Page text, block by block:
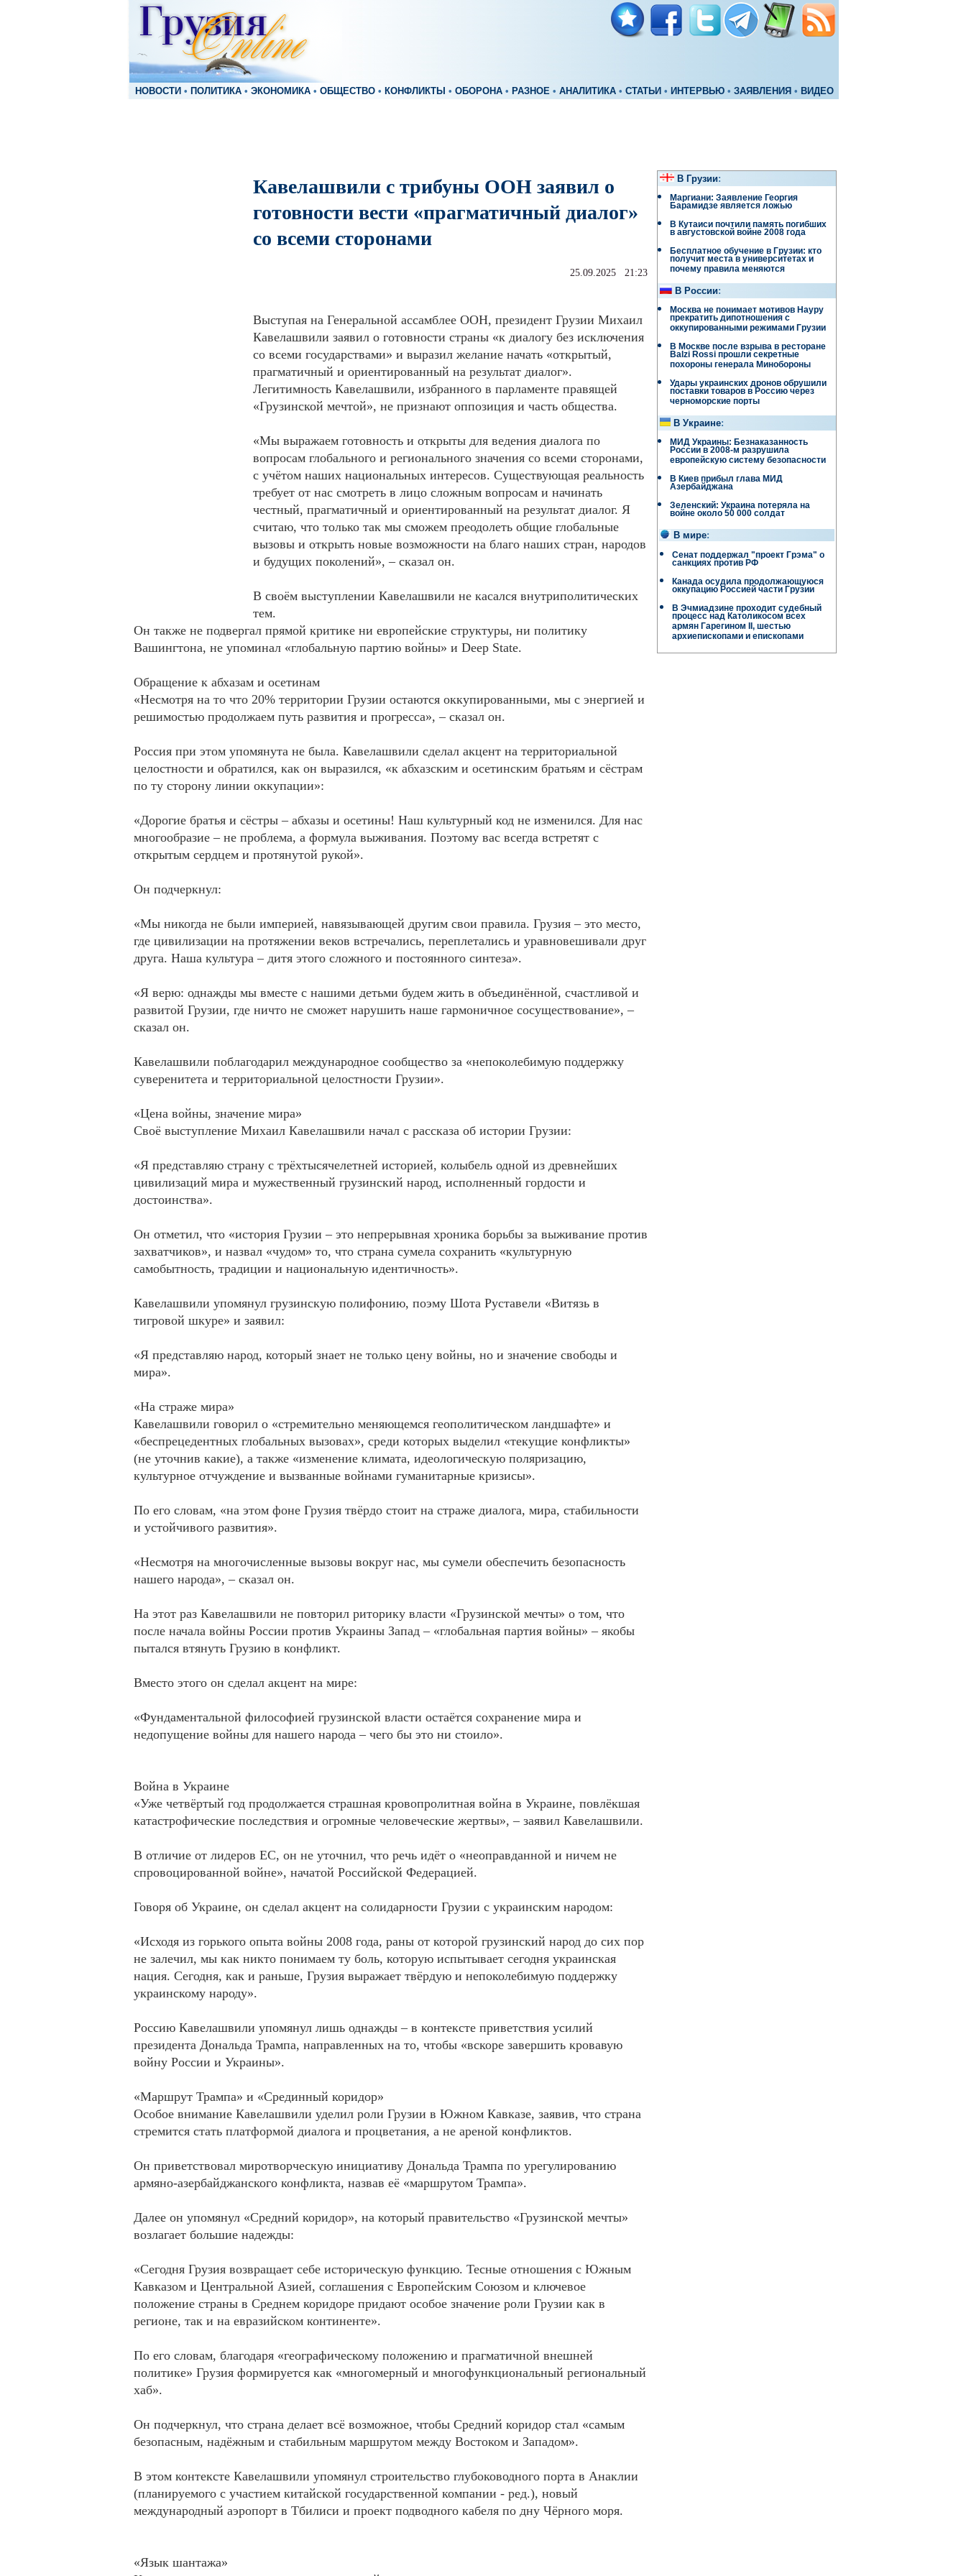
НОВОСТИ • ПОЛИТИКА • ЭКОНОМИКА • ОБЩЕСТВО • КОНФЛИКТЫ • ОБОРОНА • РАЗНОЕ • АНАЛИТИКА • СТАТЬИ • ИНТЕРВЬЮ • ЗАЯВЛЕНИЯ • ВИДЕО
Кавелашвили с трибуны ООН заявил о
готовности вести «прагматичный диалог»
со всеми сторонами
25.09.2025 21:23
Выступая на Генеральной ассамблее ООН, президент Грузии Михаил
Кавелашвили заявил о готовности страны «к диалогу без исключения
со всеми государствами» и выразил желание начать «открытый,
прагматичный и ориентированный на результат диалог».
Легитимность Кавелашвили, избранного в парламенте правящей
«Грузинской мечтой», не признают оппозиция и часть общества.
«Мы выражаем готовность и открыты для ведения диалога по
вопросам глобального и регионального значения со всеми сторонами,
с учётом наших национальных интересов. Существующая реальность
требует от нас смотреть в лицо сложным вопросам и начинать
честный, прагматичный и ориентированный на результат диалог. Я
считаю, что только так мы сможем преодолеть общие глобальные
вызовы и открыть новые возможности на благо наших стран, народов
и будущих поколений», – сказал он.
В своём выступлении Кавелашвили не касался внутриполитических
тем.
Он также не подвергал прямой критике ни европейские структуры, ни политику
Вашингтона, не упоминал «глобальную партию войны» и Deep State.
Обращение к абхазам и осетинам
«Несмотря на то что 20% территории Грузии остаются оккупированными, мы с энергией и
решимостью продолжаем путь развития и прогресса», – сказал он.
Россия при этом упомянута не была. Кавелашвили сделал акцент на территориальной
целостности и обратился, как он выразился, «к абхазским и осетинским братьям и сёстрам
по ту сторону линии оккупации»:
«Дорогие братья и сёстры – абхазы и осетины! Наш культурный код не изменился. Для нас
многообразие – не проблема, а формула выживания. Поэтому вас всегда встретят с
открытым сердцем и протянутой рукой».
Он подчеркнул:
«Мы никогда не были империей, навязывающей другим свои правила. Грузия – это место,
где цивилизации на протяжении веков встречались, переплетались и уравновешивали друг
друга. Наша культура – дитя этого сложного и постоянного синтеза».
«Я верю: однажды мы вместе с нашими детьми будем жить в объединённой, счастливой и
развитой Грузии, где ничто не сможет нарушить наше гармоничное сосуществование», –
сказал он.
Кавелашвили поблагодарил международное сообщество за «непоколебимую поддержку
суверенитета и территориальной целостности Грузии».
«Цена войны, значение мира»
Своё выступление Михаил Кавелашвили начал с рассказа об истории Грузии:
«Я представляю страну с трёхтысячелетней историей, колыбель одной из древнейших
цивилизаций мира и мужественный грузинский народ, исполненный гордости и
достоинства».
Он отметил, что «история Грузии – это непрерывная хроника борьбы за выживание против
захватчиков», и назвал «чудом» то, что страна сумела сохранить «культурную
самобытность, традиции и национальную идентичность».
Кавелашвили упомянул грузинскую полифонию, поэму Шота Руставели «Витязь в
тигровой шкуре» и заявил:
«Я представляю народ, который знает не только цену войны, но и значение свободы и
мира».
«На страже мира»
Кавелашвили говорил о «стремительно меняющемся геополитическом ландшафте» и
«беспрецедентных глобальных вызовах», среди которых выделил «текущие конфликты»
(не уточнив какие), а также «изменение климата, идеологическую поляризацию,
культурное отчуждение и вызванные войнами гуманитарные кризисы».
По его словам, «на этом фоне Грузия твёрдо стоит на страже диалога, мира, стабильности
и устойчивого развития».
«Несмотря на многочисленные вызовы вокруг нас, мы сумели обеспечить безопасность
нашего народа», – сказал он.
На этот раз Кавелашвили не повторил риторику власти «Грузинской мечты» о том, что
после начала войны России против Украины Запад – «глобальная партия войны» – якобы
пытался втянуть Грузию в конфликт.
Вместо этого он сделал акцент на мире:
«Фундаментальной философией грузинской власти остаётся сохранение мира и
недопущение войны для нашего народа – чего бы это ни стоило».
Война в Украине
«Уже четвёртый год продолжается страшная кровопролитная война в Украине, повлёкшая
катастрофические последствия и огромные человеческие жертвы», – заявил Кавелашвили.
В отличие от лидеров ЕС, он не уточнил, что речь идёт о «неоправданной и ничем не
спровоцированной войне», начатой Российской Федерацией.
Говоря об Украине, он сделал акцент на солидарности Грузии с украинским народом:
«Исходя из горького опыта войны 2008 года, раны от которой грузинский народ до сих пор
не залечил, мы как никто понимаем ту боль, которую испытывает сегодня украинская
нация. Сегодня, как и раньше, Грузия выражает твёрдую и непоколебимую поддержку
украинскому народу».
Россию Кавелашвили упомянул лишь однажды – в контексте приветствия усилий
президента Дональда Трампа, направленных на то, чтобы «вскоре завершить кровавую
войну России и Украины».
«Маршрут Трампа» и «Срединный коридор»
Особое внимание Кавелашвили уделил роли Грузии в Южном Кавказе, заявив, что страна
стремится стать платформой диалога и процветания, а не ареной конфликтов.
Он приветствовал миротворческую инициативу Дональда Трампа по урегулированию
армяно-азербайджанского конфликта, назвав её «маршрутом Трампа».
Далее он упомянул «Средний коридор», на который правительство «Грузинской мечты»
возлагает большие надежды:
«Сегодня Грузия возвращает себе историческую функцию. Тесные отношения с Южным
Кавказом и Центральной Азией, соглашения с Европейским Союзом и ключевое
положение страны в Среднем коридоре придают особое значение роли Грузии как в
регионе, так и на евразийском континенте».
По его словам, благодаря «географическому положению и прагматичной внешней
политике» Грузия формируется как «многомерный и многофункциональный региональный
хаб».
Он подчеркнул, что страна делает всё возможное, чтобы Средний коридор стал «самым
безопасным, надёжным и стабильным маршрутом между Востоком и Западом».
В этом контексте Кавелашвили упомянул строительство глубоководного порта в Анаклии
(планируемого с участием китайской государственной компании - ред.), новый
международный аэропорт в Тбилиси и проект подводного кабеля по дну Чёрного моря.
«Язык шантажа»
В Грузии:
Маргиани: Заявление Георгия
Барамидзе является ложью
В Кутаиси почтили память погибших
в августовской войне 2008 года
Бесплатное обучение в Грузии: кто
получит места в университетах и
почему правила меняются
В России:
Москва не понимает мотивов Науру
прекратить дипотношения с
оккупированными режимами Грузии
В Москве после взрыва в ресторане
Balzi Rossi прошли секретные
похороны генерала Минобороны
Удары украинских дронов обрушили
поставки товаров в Россию через
черноморские порты
В Украине:
МИД Украины: Безнаказанность
России в 2008-м разрушила
европейскую систему безопасности
В Киев прибыл глава МИД
Азербайджана
Зеленский: Украина потеряла на
войне около 50 000 солдат
В мире:
Сенат поддержал "проект Грэма" о
санкциях против РФ
Канада осудила продолжающуюся
оккупацию Россией части Грузии
В Эчмиадзине проходит судебный
процесс над Католикосом всех
армян Гарегином II, шестью
архиепископами и епископами